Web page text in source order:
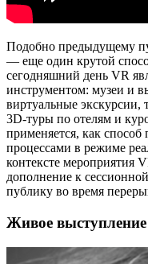
Подобно предыдущему
— еще один крутой
сегодняшний день VR
инструментом: музеи и
виртуальные экскурсии,
3D-туры по отелям и
применяется, как
процессами в режиме
контексте мероприятия
дополнение к
публику во время
Живое выступление